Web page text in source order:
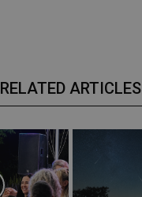
RELATED ARTICLES